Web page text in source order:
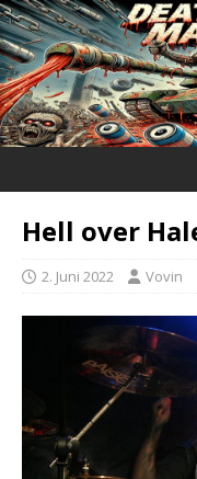
Hell over
2. Juni 2022 Vovin